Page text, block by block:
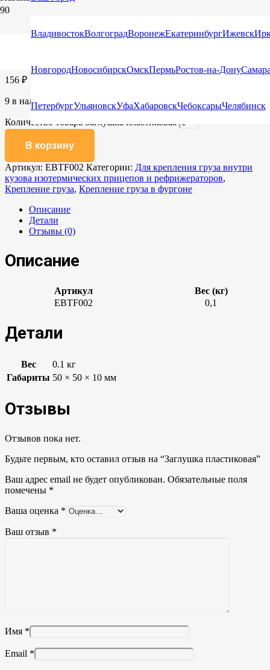
ВладивостокВолгоградВоронежЕкатеринбургИжевск
НовгородНовосибирскОмскПермьРостов-на-Дону
ПетербургУльяновскУфаХабаровскЧебоксарыЧелябинск
156 ₽
9 в наличии
Количество товара Заглушка пластиковая
В корзину
Артикул: EBTF002 Категории: Для крепления груза внутри
кузова изотермических прицепов и рефрижераторов,
Крепление груза, Крепление груза в фургоне
Описание
Детали
Отзывы (0)
Описание
Артикул
Вес (кг)
EBTF002
0,1
Детали
Вес
0.1 кг
Габариты 50 × 50 × 10 мм
Отзывы
Отзывов пока нет.
Будьте первым, кто оставил отзыв на “Заглушка пластиковая”
Ваш адрес email не будет опубликован. Обязательные поля
помечены *
Ваша оценка *
Ваш отзыв *
Имя *
Email *